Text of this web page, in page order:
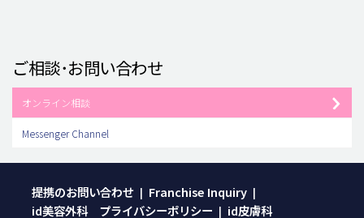
ご相談･お問い合わせ
オンライン相談
Messenger Channel
提携のお問い合わせ | Franchise Inquiry |
id美容外科 プライバシーポリシー | id皮膚科